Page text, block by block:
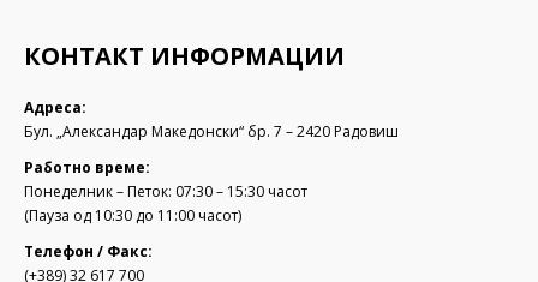
КОНТАКТ ИНФОРМАЦИИ
Адреса:
Бул. „Александар Македонски“ бр. 7 – 2420 Радовиш
Работно време:
Понеделник – Петок: 07:30 – 15:30 часот
(Пауза од 10:30 до 11:00 часот)
Телефон / Факс:
(+389) 32 617 700